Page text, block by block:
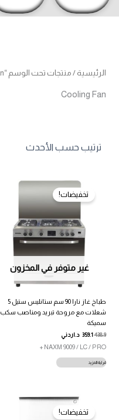
الرئيسية / منتجات تحت الوسم “Cooling Fan”
Cooling Fan
غير متوفر في المخزون
تخفيضات!
طباخ غاز نارا 90 سم ستانليس ستيل 5
شعلات مع مروحة تبريد ومناصب سكب
سميكة
438.9
359.1 د.اردني
NAXM 9009 / LC / PRO +
قراءة المزيد
تخفيضات!